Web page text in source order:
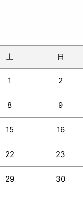
土 日
1 2
8 9
15 16
22 23
29 30